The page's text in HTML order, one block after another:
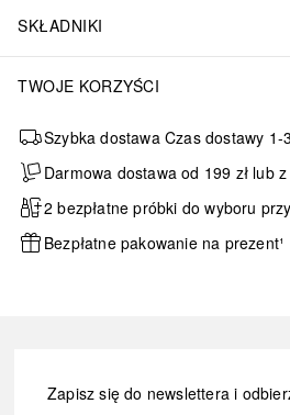
SKŁADNIKI
TWOJE KORZYŚCI
Szybka dostawa Czas dostawy 1-
Darmowa dostawa od 199 zł lub
2 bezpłatne próbki do wyboru
Bezpłatne pakowanie na prezent¹
Zapisz się do newslettera i